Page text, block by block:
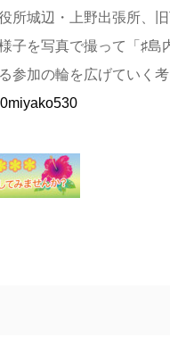
所城辺・上野出張所、
子を写真で撮って「♯島
参加の輪を広げていく考